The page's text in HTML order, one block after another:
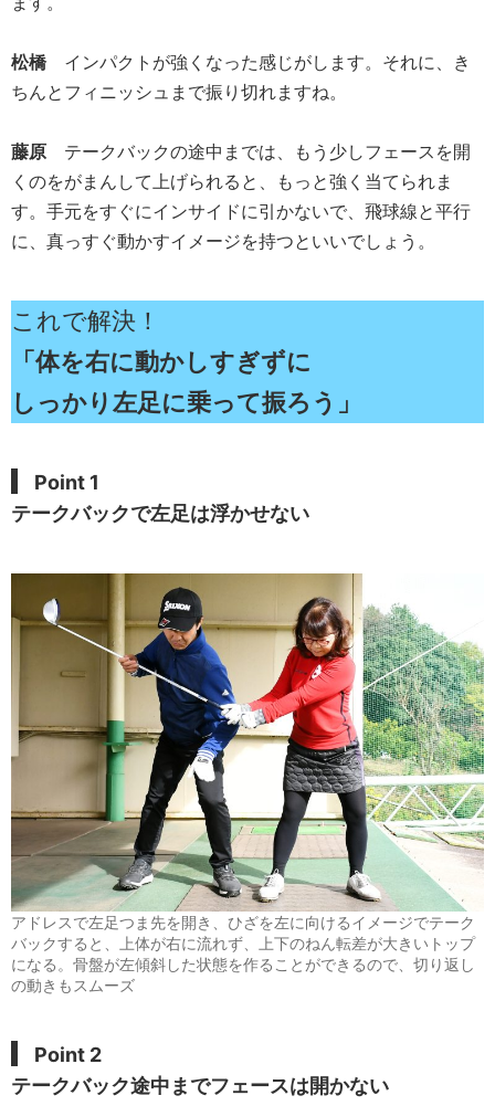
松橋インパクトが強くなった感じがします。それに、き
ちんとフィニッシュまで振り切れますね。
藤原 テークバックの途中までは、もう少しフェースを開
くのをがまんして上げられると、もっと強く当てられま
す。手元をすぐにインサイドに引かないで、飛球線と平行
に、真っすぐ動かすイメージを持つといいでしょう。
これで解決！
「体を右に動かしすぎずに
しっかり左足に乗って振ろう」
Point 1
テークバックで左足は浮かせない
アドレスで左足つま先を開き、ひざを左に向けるイメージでテーク
バックすると、上体が右に流れず、上下のねん転差が大きいトップ
になる。骨盤が左傾斜した状態を作ることができるので、切り返し
の動きもスムーズ
Point 2
テークバック途中までフェースは開かない